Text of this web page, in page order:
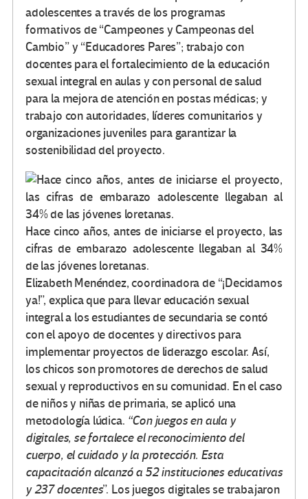
adolescentes a través de los programas
formativos de “Campeones y Campeonas del
Cambio” y “Educadores Pares”; trabajo con
docentes para el fortalecimiento de la educación
sexual integral en aulas y con personal de salud
para la mejora de atención en postas médicas; y
trabajo con autoridades, líderes comunitarios y
organizaciones juveniles para garantizar la
sostenibilidad del proyecto.
Hace cinco años, antes de iniciarse el proyecto, las
cifras de embarazo adolescente llegaban al 34%
de las jóvenes loretanas.
Elizabeth Menéndez, coordinadora de “¡Decidamos
ya!”, explica que para llevar educación sexual
integral a los estudiantes de secundaria se contó
con el apoyo de docentes y directivos para
implementar proyectos de liderazgo escolar. Así,
los chicos son promotores de derechos de salud
sexual y reproductivos en su comunidad. En el caso
de niños y niñas de primaria, se aplicó una
metodología lúdica. “Con juegos en aula y
digitales, se fortalece el reconocimiento del
cuerpo, el cuidado y la protección. Esta
capacitación alcanzó a 52 instituciones educativas
y 237 docentes”. Los juegos digitales se trabajaron